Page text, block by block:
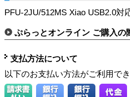
PFU-2JU/512MS Xiao USB2.0対
ぷらっとオンライン ご購入の
支払方法について
以下のお支払い方法がご利用で